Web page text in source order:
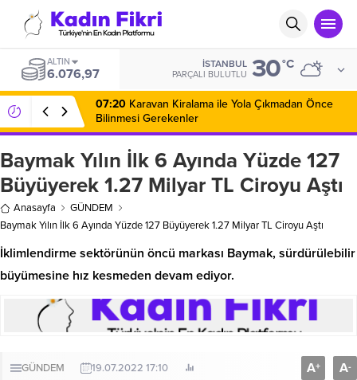
ALTIN
6.076,97
İSTANBUL
PARÇALI BULUTLU 30°C
07:20 Karavan Kiralama ile Yola Çıkmadan Önce
Bilinmesi Gerekenler
Baymak Yılın İlk 6 Ayında Yüzde 127
Büyüyerek 1.27 Milyar TL Ciroyu Aştı
Anasayfa
GÜNDEM
Baymak Yılın İlk 6 Ayında Yüzde 127 Büyüyerek 1.27 Milyar TL Ciroyu Aştı
İklimlendirme sektörünün öncü markası Baymak, sürdürülebilir
büyümesine hız kesmeden devam ediyor.
GÜNDEM 19.07.2022 17:10 A+ A-